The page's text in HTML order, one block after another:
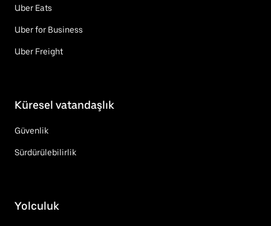
Uber Eats
Uber for Business
Uber Freight
Küresel vatandaşlık
Güvenlik
Sürdürülebilirlik
Yolculuk